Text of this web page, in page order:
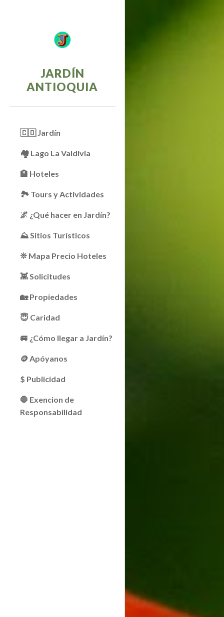
JARDÍN
ANTIOQUIA
🇨🇴 Jardín
🏘 Lago La Valdivia
🏨 Hoteles
🏞️ Tours y Actividades
🌌 ¿Qué hacer en Jardín?
⛰ Sitios Turísticos
⛯ Mapa Precio Hoteles
👾 Solicitudes
🏡 Propiedades
😇 Caridad
🚐 ¿Cómo llegar a Jardín?
🪙 Apóyanos
$ Publicidad
🛑 Exencion de
Responsabilidad